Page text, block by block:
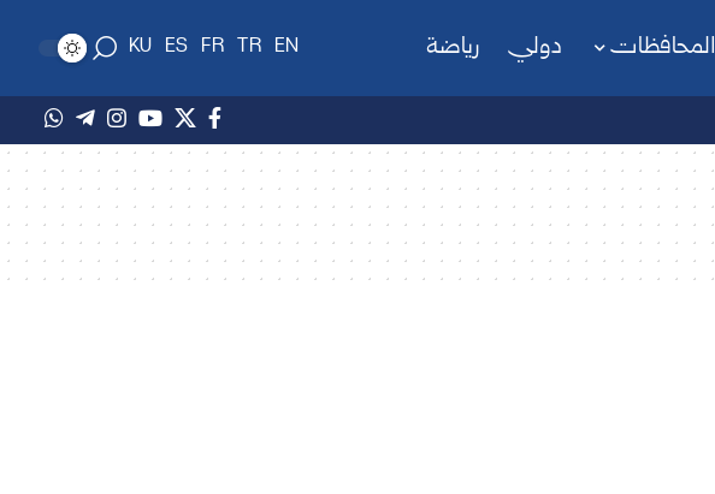
المحافظات دولي رياضة EN
TR
FR
ES
KU